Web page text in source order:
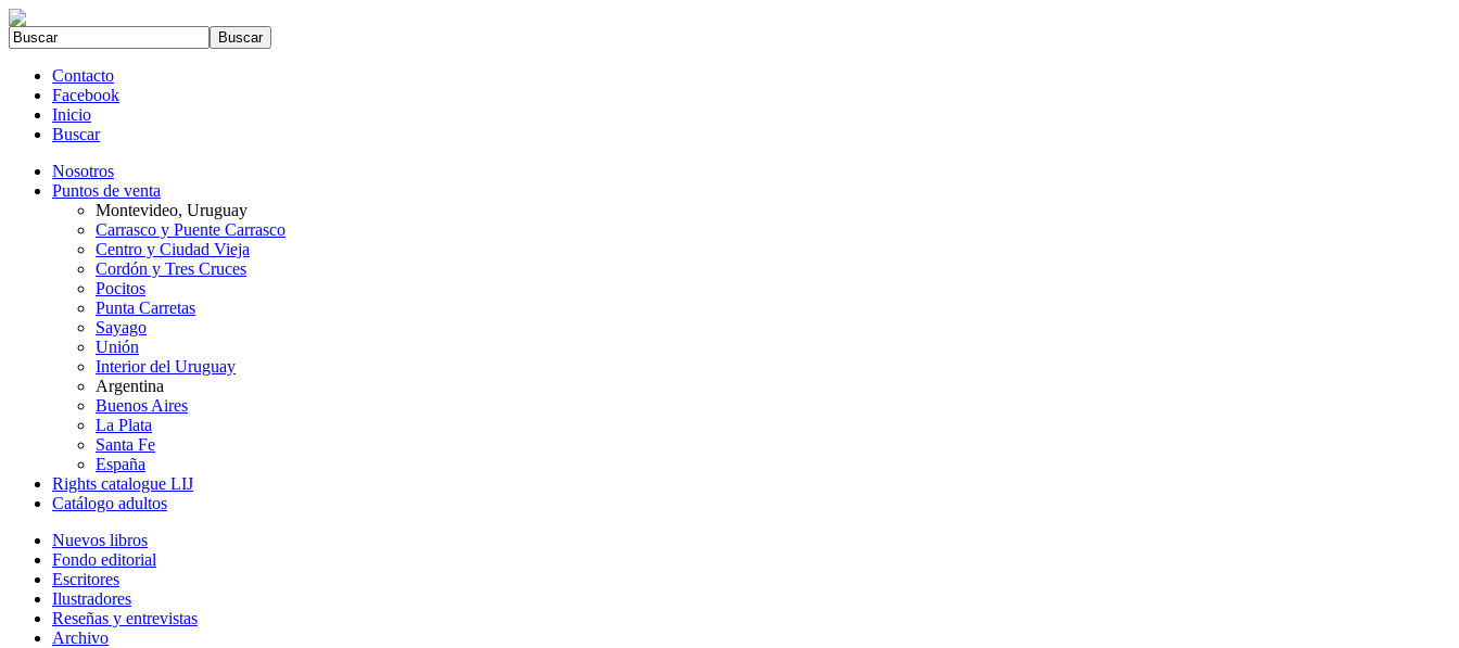
Contacto
Facebook
Inicio
Buscar
Nosotros
Puntos de venta
Montevideo, Uruguay
Carrasco y Puente Carrasco
Centro y Ciudad Vieja
Cordón y Tres Cruces
Pocitos
Punta Carretas
Sayago
Unión
Interior del Uruguay
Argentina
Buenos Aires
La Plata
Santa Fe
España
Rights catalogue LIJ
Catálogo adultos
Nuevos libros
Fondo editorial
Escritores
Ilustradores
Reseñas y entrevistas
Archivo